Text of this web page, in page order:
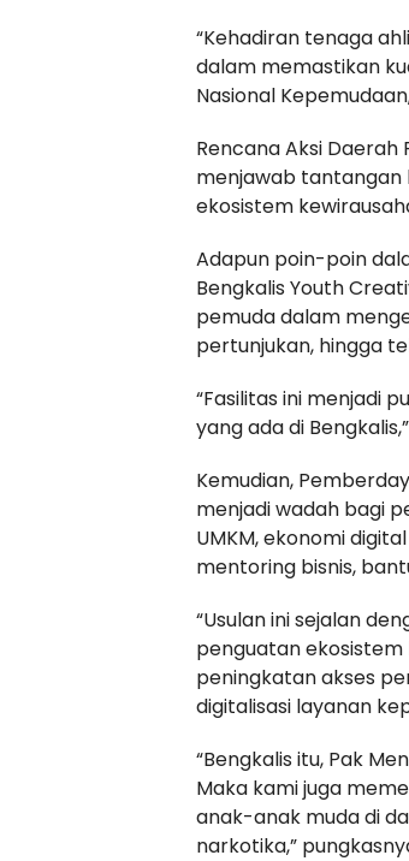
“Kehadiran tenaga
dalam memastikan
Nasional
Rencana Aksi
menjawab tantangan
ekosistem
Adapun poin-poin
Bengkalis Youth
pemuda dalam
pertunjukan, hingga
“Fasilitas ini menjadi
yang ada di
Kemudian,
menjadi wadah bagi
UMKM, ekonomi
mentoring bisnis,
“Usulan ini sejalan
penguatan
peningkatan akses
digitalisasi layanan
“Bengkalis itu, Pak
Maka kami juga
anak-anak muda di
narkotika,”